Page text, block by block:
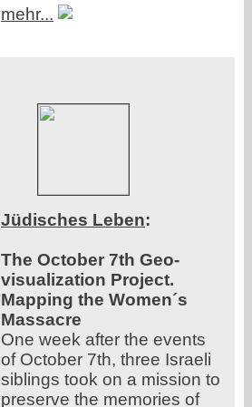
mehr...
Jüdisches Leben:
The October 7th Geo-
visualization Project.
Mapping the Women´s
Massacre
One week after the events
of October 7th, three Israeli
siblings took on a mission to
preserve the memories of